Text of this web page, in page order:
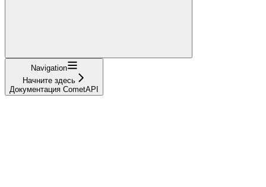
Navigation
Начните здесь
Документация CometAPI